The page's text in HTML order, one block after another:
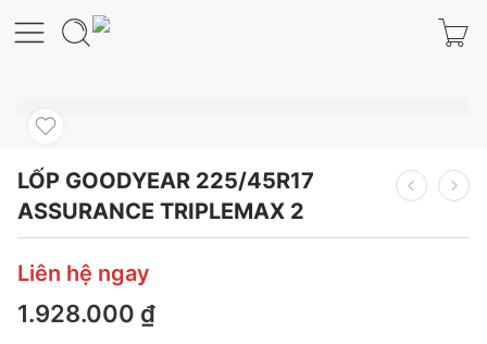
LỐP GOODYEAR 225/45R17
ASSURANCE TRIPLEMAX 2
Liên hệ ngay
1.928.000 ₫